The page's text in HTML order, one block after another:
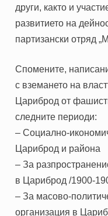
други, както и
развитието на
партизански отряд
Спомените,
с вземането на
Цариброд от
следните периоди:
– Социално-
Цариброд и района
– За
в Цариброд /1900-
– За масово-
организация в